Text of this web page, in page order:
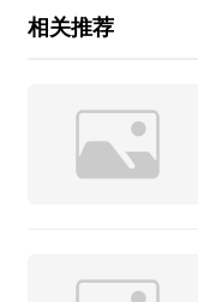
相关推荐